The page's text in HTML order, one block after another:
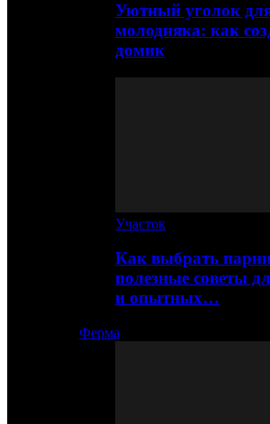
Уютный уголок
молодняка: как
домик
Участок
Как выбрать
полезные советы
и опытных…
Ферма